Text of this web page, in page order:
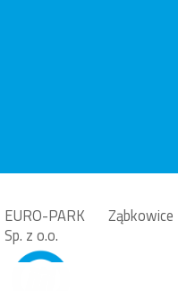
EURO-PARK Ząbkowice
Sp. z o.o.